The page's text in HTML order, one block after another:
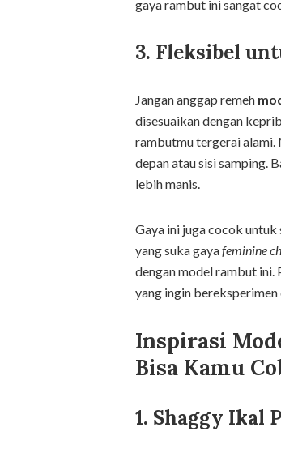
gaya rambut ini sangat
3. Fleksibel
Jangan anggap remeh
disesuaikan dengan
rambutmu tergerai alami.
depan atau sisi samping.
lebih manis.
Gaya ini juga cocok untuk
yang suka gayafeminine
dengan model rambut ini.
yang ingin
Inspirasi
Bisa Kamu
1. Shaggy Ikal